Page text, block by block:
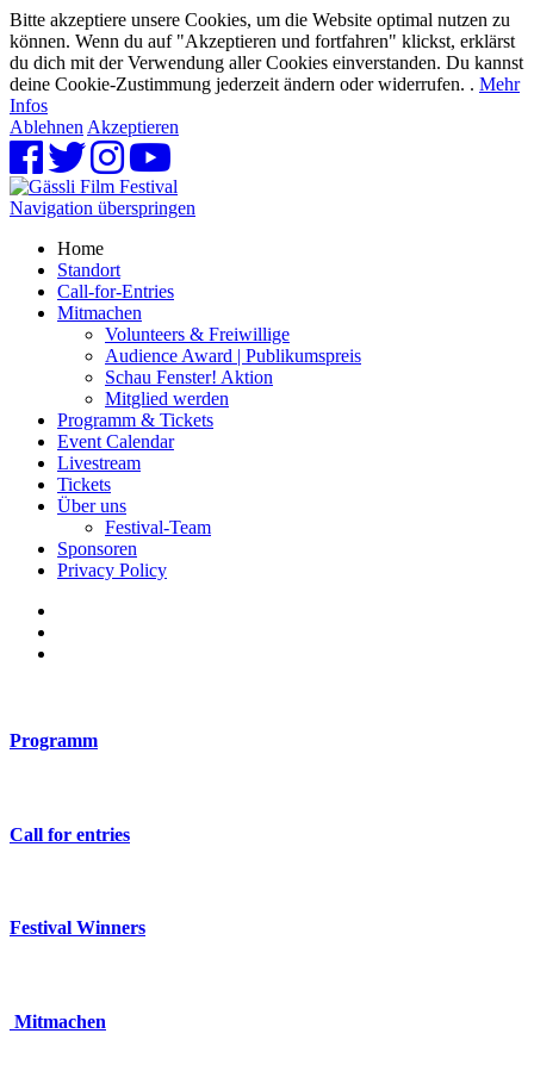
Bitte akzeptiere unsere Cookies, um die Website optimal nutzen zu
können. Wenn du auf "Akzeptieren und fortfahren" klickst, erklärst
du dich mit der Verwendung aller Cookies einverstanden. Du kannst
deine Cookie-Zustimmung jederzeit ändern oder widerrufen. . Mehr
Infos
Ablehnen Akzeptieren
Navigation überspringen
Home
Standort
Call-for-Entries
Mitmachen
Volunteers & Freiwillige
Audience Award | Publikumspreis
Schau Fenster! Aktion
Mitglied werden
Programm & Tickets
Event Calendar
Livestream
Tickets
Über uns
Festival-Team
Sponsoren
Privacy Policy
Programm
Call for entries
Festival Winners
Mitmachen